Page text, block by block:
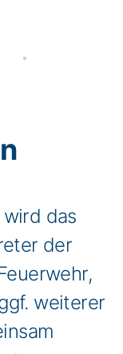
das
der
weiterer